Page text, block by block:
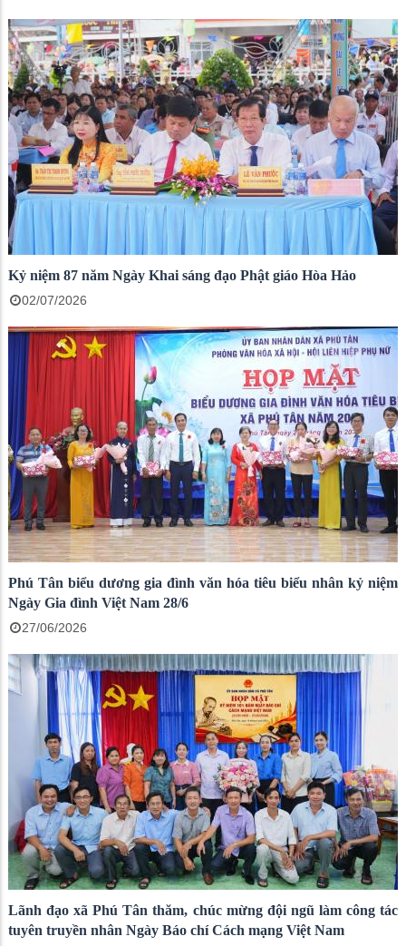
Kỷ niệm 87 năm Ngày Khai sáng đạo Phật giáo Hòa Hảo
02/07/2026
Phú Tân biểu dương gia đình văn hóa tiêu biểu nhân kỷ niệm
Ngày Gia đình Việt Nam 28/6
27/06/2026
Lãnh đạo xã Phú Tân thăm, chúc mừng đội ngũ làm công tác
tuyên truyền nhân Ngày Báo chí Cách mạng Việt Nam